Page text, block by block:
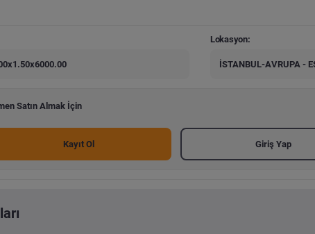
Lokasyon:
İSTANBUL-AVRUPA -
Satın Almak İçin
Kayıt Ol Giriş Yap